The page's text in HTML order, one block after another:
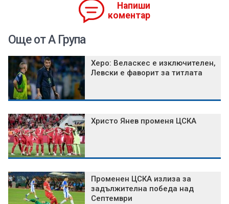
Напиши
коментар
Още от А Група
Херо: Веласкес е изключителен,
Левски е фаворит за титлата
Христо Янев променя ЦСКА
Променен ЦСКА излиза за
задължителна победа над
Септември